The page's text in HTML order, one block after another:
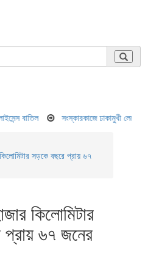
সংস্কারকাজে ঢাকামুখী লেনে যানবাহন চলছে
সড়কে বছরে প্রায় ৬৭
কিলোমিটার
৬৭ জনের